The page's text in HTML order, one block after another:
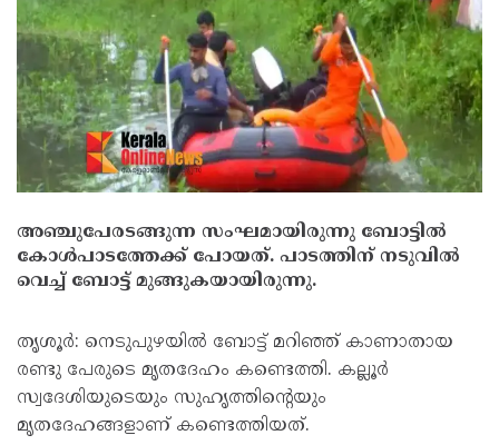
അഞ്ചുപേരടങ്ങുന്ന സംഘമായിരുന്നു ബോട്ടില്‍
കോള്‍പാടത്തേക്ക് പോയത്. പാടത്തിന് നടുവില്‍
വെച്ച് ബോട്ട് മുങ്ങുകയായിരുന്നു.
തൃശൂര്‍: നെടുപുഴയില്‍ ബോട്ട് മറിഞ്ഞ് കാണാതായ
രണ്ടു പേരുടെ മൃതദേഹം കണ്ടെത്തി. കല്ലൂര്‍
സ്വദേശിയുടെയും സുഹൃത്തിന്റെയും
മൃതദേഹങ്ങളാണ് കണ്ടെത്തിയത്.